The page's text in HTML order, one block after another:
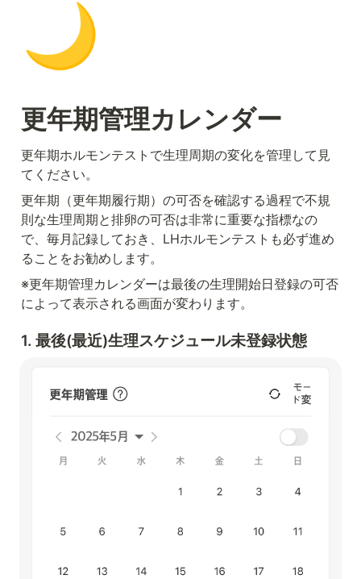
🌙
更年期管理カレンダー
更年期ホルモンテストで生理周期の変化を管理して見
てください。
更年期（更年期履行期）の可否を確認する過程で不規
則な生理周期と排卵の可否は非常に重要な指標なの
で、毎月記録しておき、LHホルモンテストも必ず進め
ることをお勧めします。
※更年期管理カレンダーは最後の生理開始日登録の可否
によって表示される画面が変わります。
1. 最後(最近)生理スケジュール未登録状態